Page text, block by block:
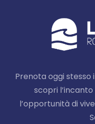
Prenota oggi stesso
scopri
l’opportunità di